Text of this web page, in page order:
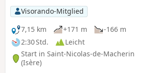
Visorando-Mitglied
7,15 km
+171 m
-166 m
2:30 Std.
Leicht
Start in Saint-Nicolas-de-Macherin
(Isère)